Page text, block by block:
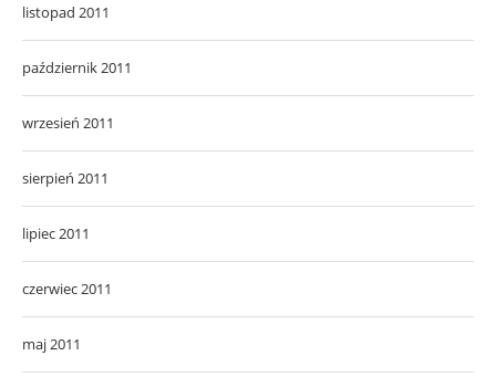
listopad 2011
październik 2011
wrzesień 2011
sierpień 2011
lipiec 2011
czerwiec 2011
maj 2011